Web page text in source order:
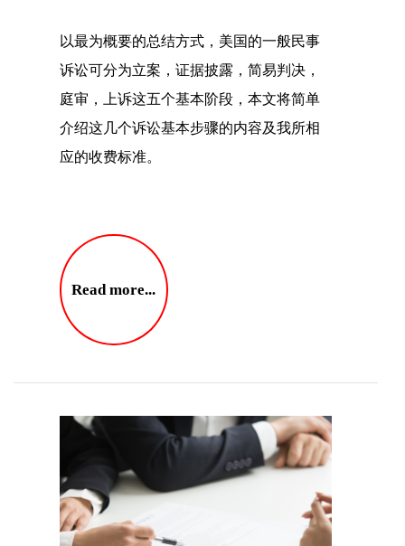
以最为概要的总结方式，美国的一般民事
诉讼可分为立案，证据披露，简易判决，
庭审，上诉这五个基本阶段，本文将简单
介绍这几个诉讼基本步骤的内容及我所相
应的收费标准。
Read more...